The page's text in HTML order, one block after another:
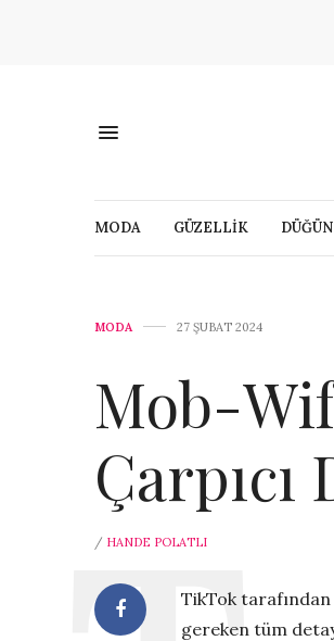
MODA GÜZELLİK DÜĞÜN
MODA 27 ŞUBAT 2024
Mob-
Çarpıcı
/ HANDE POLATLI
TikTok
gereken tüm